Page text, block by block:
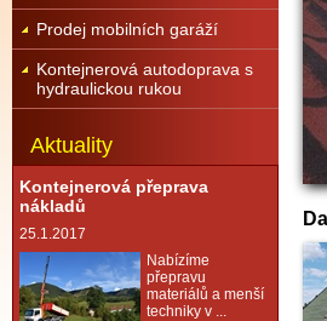
Prodej mobilních garáží
Kontejnerová autodoprava s
hydraulickou rukou
Aktuality
Kontejnerová přeprava
nákladů
25.1.2017
Nabízíme
přepravu
materiálů a menší
techniky v ...